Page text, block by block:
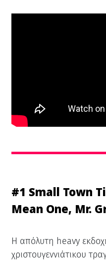
#1 Small Town
Mean One, Mr.
Η απόλυτη heavy
χριστουγεννιάτικου